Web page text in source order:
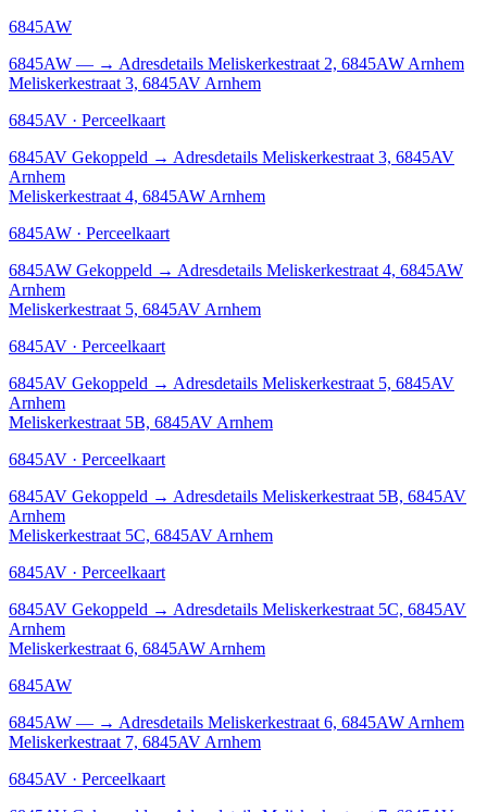
6845AW
6845AW — → Adresdetails Meliskerkestraat 2, 6845AW Arnhem
Meliskerkestraat 3, 6845AV Arnhem
6845AV · Perceelkaart
6845AV Gekoppeld → Adresdetails Meliskerkestraat 3, 6845AV
Arnhem
Meliskerkestraat 4, 6845AW Arnhem
6845AW · Perceelkaart
6845AW Gekoppeld → Adresdetails Meliskerkestraat 4, 6845AW
Arnhem
Meliskerkestraat 5, 6845AV Arnhem
6845AV · Perceelkaart
6845AV Gekoppeld → Adresdetails Meliskerkestraat 5, 6845AV
Arnhem
Meliskerkestraat 5B, 6845AV Arnhem
6845AV · Perceelkaart
6845AV Gekoppeld → Adresdetails Meliskerkestraat 5B, 6845AV
Arnhem
Meliskerkestraat 5C, 6845AV Arnhem
6845AV · Perceelkaart
6845AV Gekoppeld → Adresdetails Meliskerkestraat 5C, 6845AV
Arnhem
Meliskerkestraat 6, 6845AW Arnhem
6845AW
6845AW — → Adresdetails Meliskerkestraat 6, 6845AW Arnhem
Meliskerkestraat 7, 6845AV Arnhem
6845AV · Perceelkaart